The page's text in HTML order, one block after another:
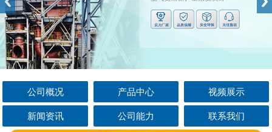
公司概况 产品中心 视频展示
新闻资讯 公司能力 联系我们